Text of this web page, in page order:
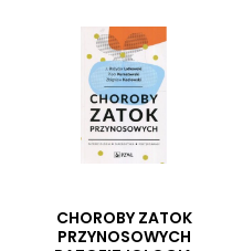
CHOROBY ZATOK
PRZYNOSOWYCH